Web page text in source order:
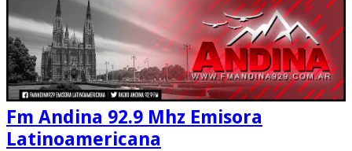
Fm Andina 92.9 Mhz Emisora
Latinoamericana